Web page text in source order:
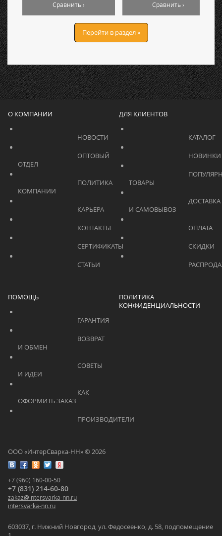
Сравнить › Сравнить ›
Перейти в раздел »
ООО «ИнтерСварка-НН» © 2026
+7 (960) 160-00-50
+7 (831) 214-60-80
zakaz@intersvarka-nn.ru
intersvarka-nn.ru
603037, г. Нижний Новгород, ул. Федосеенко, д. 58, подпомещение
О КОМПАНИИ
			    		КАРЬЕРА
ДЛЯ КЛИЕНТОВ
ПОМОЩЬ
ПОЛИТИКА
КОНФИДЕНЦИАЛЬНОСТИ